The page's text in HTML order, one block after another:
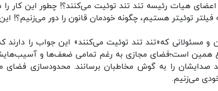
هیات رئیسه تند تند توئیت می‌کنند؟! چطور این کار را
فیلتر توئیتر هستیم، چگونه خودمان قانون را دور می‌زنیم؟!
و مسئولانی که«تند تند توئیت می‌کنند» این جواب را
همین است؛فضای مجازی به رغم تمامی ضعف‌ها و آسیب‌هایش،
صدایشان را به گوش مخاطبان برسانند. محدودسازی
می‌زنیم.